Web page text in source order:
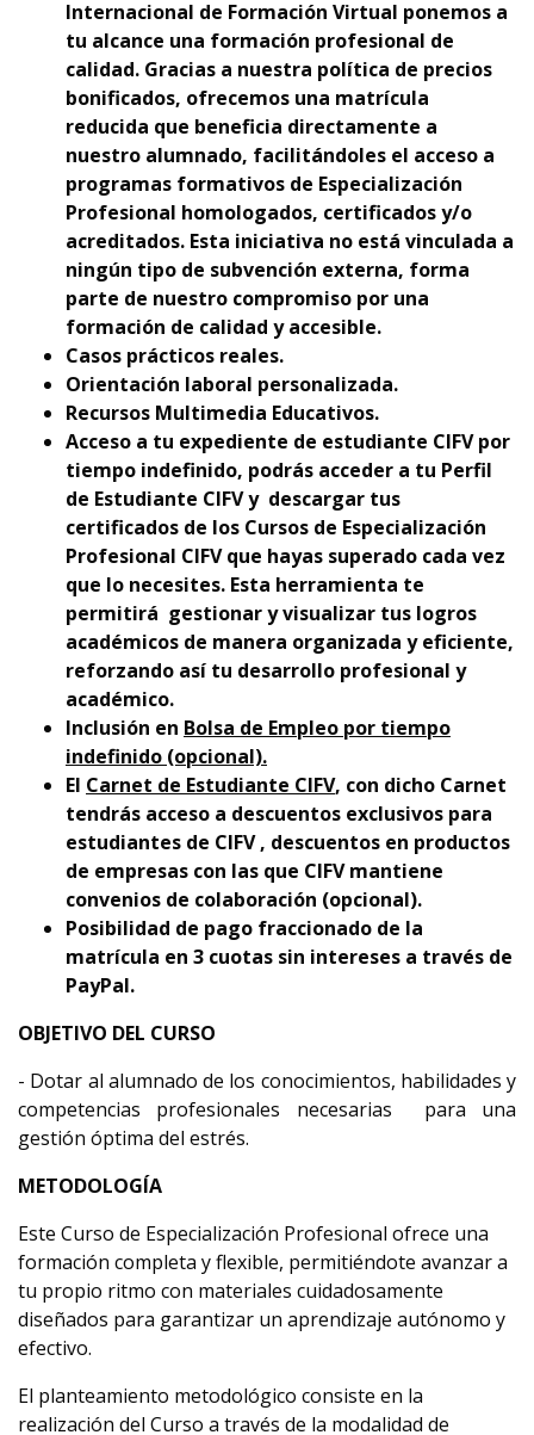
Internacional de Formación Virtual ponemos a
tu alcance una formación profesional de
calidad. Gracias a nuestra política de precios
bonificados, ofrecemos una matrícula
reducida que beneficia directamente a
nuestro alumnado, facilitándoles el acceso a
programas formativos de Especialización
Profesional homologados, certificados y/o
acreditados. Esta iniciativa no está vinculada a
ningún tipo de subvención externa, forma
parte de nuestro compromiso por una
formación de calidad y accesible.
Casos prácticos reales.
Orientación laboral personalizada.
Recursos Multimedia Educativos.
Acceso a tu expediente de estudiante CIFV por
tiempo indefinido, podrás acceder a tu Perfil
de Estudiante CIFV y descargar tus
certificados de los Cursos de Especialización
Profesional CIFV que hayas superado cada vez
que lo necesites. Esta herramienta te
permitirá gestionar y visualizar tus logros
académicos de manera organizada y eficiente,
reforzando así tu desarrollo profesional y
académico.
Inclusión en Bolsa de Empleo por tiempo
indefinido (opcional).
El Carnet de Estudiante CIFV, con dicho Carnet
tendrás acceso a descuentos exclusivos para
estudiantes de CIFV , descuentos en productos
de empresas con las que CIFV mantiene
convenios de colaboración (opcional).
Posibilidad de pago fraccionado de la
matrícula en 3 cuotas sin intereses a través de
PayPal.
OBJETIVO DEL CURSO
- Dotar al alumnado de los conocimientos, habilidades y
competencias profesionales necesarias para una
gestión óptima del estrés.
METODOLOGÍA
Este Curso de Especialización Profesional ofrece una
formación completa y flexible, permitiéndote avanzar a
tu propio ritmo con materiales cuidadosamente
diseñados para garantizar un aprendizaje autónomo y
efectivo.
El planteamiento metodológico consiste en la
realización del Curso a través de la modalidad de